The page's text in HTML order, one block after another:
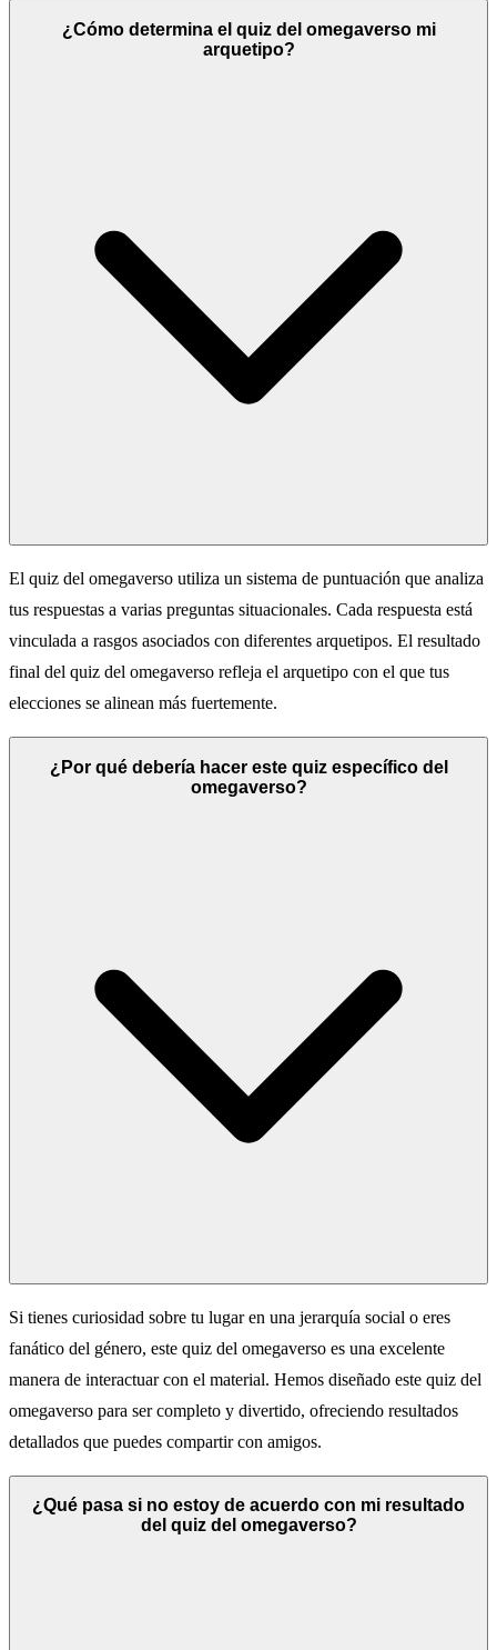
¿Cómo determina el quiz del omegaverso mi
arquetipo?
El quiz del omegaverso utiliza un sistema de puntuación que analiza
tus respuestas a varias preguntas situacionales. Cada respuesta está
vinculada a rasgos asociados con diferentes arquetipos. El resultado
final del quiz del omegaverso refleja el arquetipo con el que tus
elecciones se alinean más fuertemente.
¿Por qué debería hacer este quiz específico del
omegaverso?
Si tienes curiosidad sobre tu lugar en una jerarquía social o eres
fanático del género, este quiz del omegaverso es una excelente
manera de interactuar con el material. Hemos diseñado este quiz del
omegaverso para ser completo y divertido, ofreciendo resultados
detallados que puedes compartir con amigos.
¿Qué pasa si no estoy de acuerdo con mi resultado
del quiz del omegaverso?